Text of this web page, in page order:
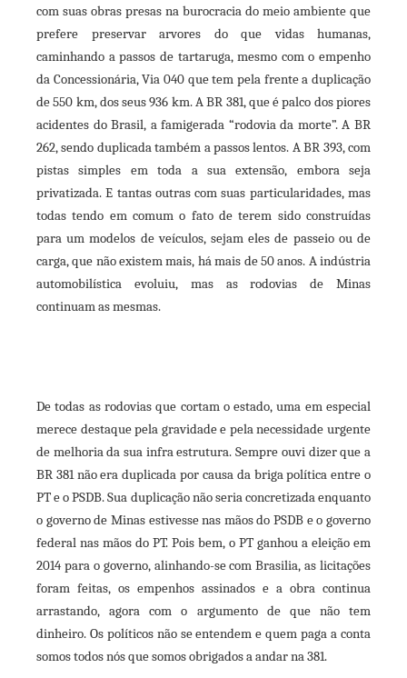
com suas obras presas na burocracia do meio ambiente que
prefere preservar arvores do que vidas humanas,
caminhando a passos de tartaruga, mesmo com o empenho
da Concessionária, Via 040 que tem pela frente a duplicação
de 550 km, dos seus 936 km. A BR 381, que é palco dos piores
acidentes do Brasil, a famigerada “rodovia da morte”. A BR
262, sendo duplicada também a passos lentos. A BR 393, com
pistas simples em toda a sua extensão, embora seja
privatizada. E tantas outras com suas particularidades, mas
todas tendo em comum o fato de terem sido construídas
para um modelos de veículos, sejam eles de passeio ou de
carga, que não existem mais, há mais de 50 anos. A indústria
automobilística evoluiu, mas as rodovias de Minas
continuam as mesmas.
De todas as rodovias que cortam o estado, uma em especial
merece destaque pela gravidade e pela necessidade urgente
de melhoria da sua infra estrutura. Sempre ouvi dizer que a
BR 381 não era duplicada por causa da briga política entre o
PT e o PSDB. Sua duplicação não seria concretizada enquanto
o governo de Minas estivesse nas mãos do PSDB e o governo
federal nas mãos do PT. Pois bem, o PT ganhou a eleição em
2014 para o governo, alinhando-se com Brasilia, as licitações
foram feitas, os empenhos assinados e a obra continua
arrastando, agora com o argumento de que não tem
dinheiro. Os políticos não se entendem e quem paga a conta
somos todos nós que somos obrigados a andar na 381.